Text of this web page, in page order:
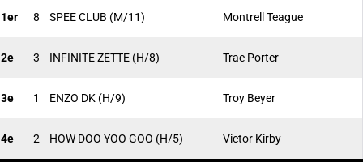
1er 8 SPEE CLUB (M/11) Montrell Teague
2e 3 INFINITE ZETTE (H/8) Trae Porter
3e 1 ENZO DK (H/9) Troy Beyer
4e 2 HOW DOO YOO GOO (H/5) Victor Kirby